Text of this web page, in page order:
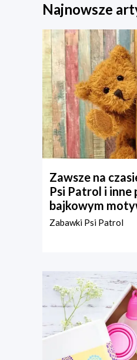
Najnowsze
Zawsze na
Psi Patrol i
bajkowym
Zabawki Psi Patrol